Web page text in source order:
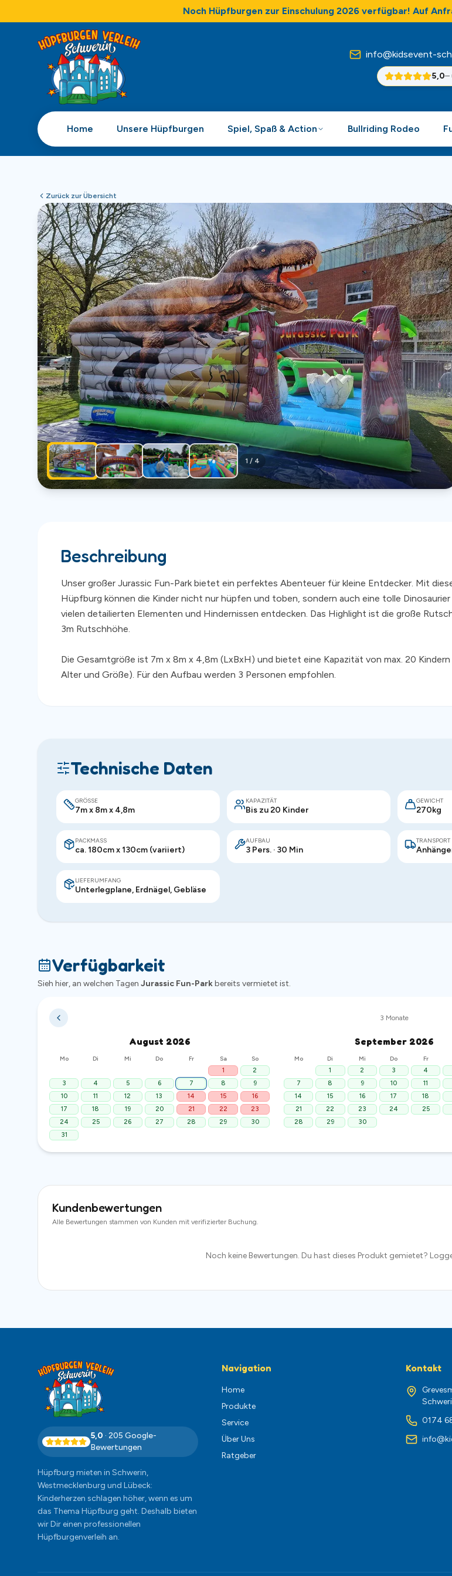
Noch Hüpfburgen zur Einschulung 2026 verfügbar! Auf
info@kidsevent-
5,0–
Home Unsere Hüpfburgen Spiel, Spaß & Action Bullriding Rodeo
Zurück zur Übersicht
1 / 4
Beschreibung
Unser großer Jurassic Fun-Park bietet ein perfektes Abenteuer für kleine Entdecker. Mit
Hüpfburg können die Kinder nicht nur hüpfen und toben, sondern auch eine tolle
vielen detailierten Elementen und Hindernissen entdecken. Das Highlight ist die große
3m Rutschhöhe.
Die Gesamtgröße ist 7m x 8m x 4,8m (LxBxH) und bietet eine Kapazität von max. 20 Kindern
Alter und Größe). Für den Aufbau werden 3 Personen empfohlen.
Technische Daten
GRÖSSE
7m x 8m x 4,8m
KAPAZITÄT
Bis zu 20 Kinder
GEWICHT
270kg
PACKMASS
ca. 180cm x 130cm (variiert)
AUFBAU
3 Pers. · 30 Min
TRANSPORT
LIEFERUMFANG
Unterlegplane, Erdnägel, Gebläse
Verfügbarkeit
Sieh hier, an welchen Tagen Jurassic Fun-Parkbereits vermietet ist.
3 Monate
August 2026
Mo Di Mi Do Fr Sa
So
1
2
3
4 5 6 7 8
9
10
11 12 13 14 15
16
17
18 19 20 21 22
23
24
25 26 27 28 29
30
31
September 2026
Mo Di Mi Do Fr
1
2 3 4
7
8 9 10 11
14
15 16 17 18
21
22 23 24 25
28
29 30
Kundenbewertungen
Alle Bewertungen stammen von Kunden mit verifizierter Buchung.
Noch keine Bewertungen. Du hast dieses Produkt gemietet?
5,0 · 205 Google-
Bewertungen
Hüpfburg mieten in Schwerin,
Westmecklenburg und Lübeck:
Kinderherzen schlagen höher, wenn es um
das Thema Hüpfburg geht. Deshalb bieten
wir Dir einen professionellen
Hüpfburgenverleih an.
Navigation
Home
Produkte
Service
Über Uns
Ratgeber
Kontakt
0174